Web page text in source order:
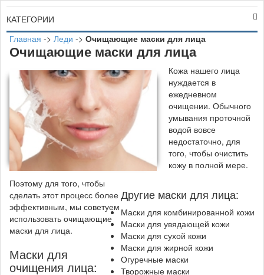
КАТЕГОРИИ
Главная -> Леди -> Очищающие маски для лица
Очищающие маски для лица
Другие маски для лица:
Маски для комбинированной кожи
Маски для увядающей кожи
Маски для сухой кожи
Маски для жирной кожи
Огуречные маски
Творожные маски
Кожа нашего лица
нуждается в
ежедневном
очищении. Обычного
умывания проточной
водой вовсе
недостаточно, для
того, чтобы очистить
кожу в полной мере.
Поэтому для того, чтобы
сделать этот процесс более
эффективным, мы советуем
использовать очищающие
маски для лица.
Маски для
очищения лица: